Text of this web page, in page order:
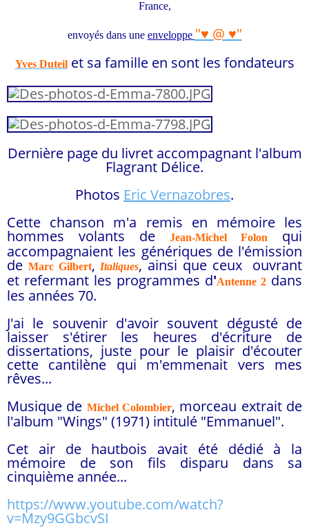
France,
envoyés dans une enveloppe "♥ @ ♥"
Yves Duteil et sa famille en sont les fondateurs
Dernière page du livret accompagnant l'album
Flagrant Délice.
Photos Eric Vernazobres.
Cette chanson m'a remis en mémoire les
hommes volants de Jean-Michel Folon
qui
accompagnaient les génériques de l'émission
de Marc Gilbert,Italiques, ainsi que ceux ouvrant
et refermant les programmes d'Antenne 2 dans
les années 70.
J'ai le souvenir d'avoir souvent dégusté de
laisser s'étirer les heures d'écriture de
dissertations, juste pour le plaisir d'écouter
cette cantilène qui m'emmenait vers mes
rêves...
Musique de Michel Colombier, morceau extrait de
l'album "Wings" (1971) intitulé "Emmanuel".
Cet air de hautbois avait été dédié à la
mémoire de son fils disparu dans sa
cinquième année...
https://www.youtube.com/watch?
v=Mzy9GGbcvSI